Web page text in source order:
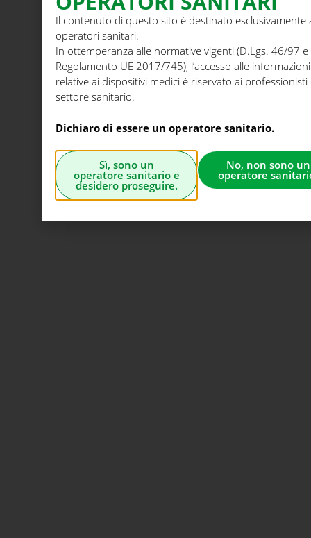
l
u
l
a
Il contenuto di questo sito è destinato esclusivamente
operatori sanitari.
In ottemperanza alle normative vigenti (D.Lgs. 46/97 e
Regolamento UE 2017/745), l’accesso alle informazioni
relative ai dispositivi medici è riservato ai professionisti
settore sanitario.
Dichiaro di essere un operatore sanitario.
Sì, sono un
operatore sanitario e
desidero proseguire.
No, non sono un
operatore